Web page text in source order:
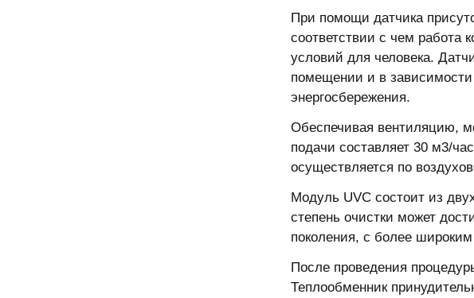
При помощи датчика
соответствии с чем работа
условий для человека.
помещении и в зависимости
энергосбережения.
Обеспечивая вентиляцию,
подачи составляет 30 м3/
осуществляется по
Модуль UVC состоит из
степень очистки может
поколения, с более
После проведения
Теплообменник